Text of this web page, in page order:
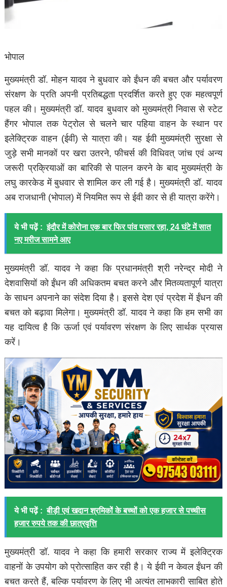
भोपाल
मुख्यमंत्री डॉ. मोहन यादव ने बुधवार को ईंधन की बचत और पर्यावरण
संरक्षण के प्रति अपनी प्रतिबद्धता प्रदर्शित करते हुए एक महत्वपूर्ण
पहल की। मुख्यमंत्री डॉ. यादव बुधवार को मुख्यमंत्री निवास से स्टेट
हैंगर भोपाल तक पेट्रोल से चलने चार पहिया वाहन के स्थान पर
इलेक्ट्रिक वाहन (ईवी) से यात्रा की। यह ईवी मुख्यमंत्री सुरक्षा से
जुड़े सभी मानकों पर खरा उतरने, फीचर्स की विधिवत् जांच एवं अन्य
जरूरी प्रक्रियाओं का बारिकी से पालन करने के बाद मुख्यमंत्री के
लघु कारकेड में बुधवार से शामिल कर ली गई है। मुख्यमंत्री डॉ. यादव
अब राजधानी (भोपाल) में नियमित रूप से ईवी कार से ही यात्रा करेंगे।
ये भी पढ़ें : इंदौर में कोरोना एक बार फिर पांव पसार रहा, 24 घंटे में सात
नए मरीज सामने आए
मुख्यमंत्री डॉ. यादव ने कहा कि प्रधानमंत्री श्री नरेन्द्र मोदी ने
देशवासियों को ईंधन की अधिकतम बचत करने और मितव्यतापूर्ण यात्रा
के साधन अपनाने का संदेश दिया है। इससे देश एवं प्रदेश में ईंधन की
बचत को बढ़ावा मिलेगा। मुख्यमंत्री डॉ. यादव ने कहा कि हम सभी का
यह दायित्व है कि ऊर्जा एवं पर्यावरण संरक्षण के लिए सार्थक प्रयास
करें।
ये भी पढ़ें : बीड़ी एवं खदान श्रमिकों के बच्चों को एक हजार से पच्चीस
हजार रुपये तक की छात्रवृत्ति
मुख्यमंत्री डॉ. यादव ने कहा कि हमारी सरकार राज्य में इलेक्ट्रिक
वाहनों के उपयोग को प्रोत्साहित कर रही है। ये ईवी न केवल ईंधन की
बचत करते हैं, बल्कि पर्यावरण के लिए भी अत्यंत लाभकारी साबित होते